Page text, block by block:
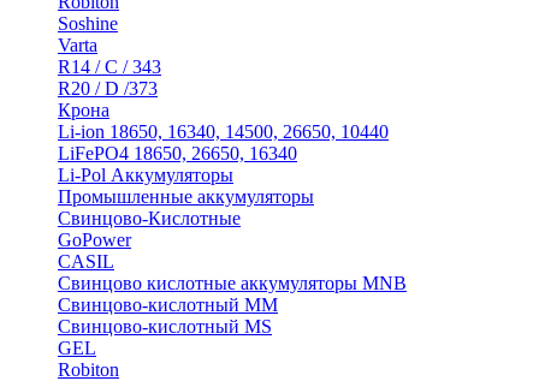
Soshine
Varta
R14 / C / 343
R20 / D /373
Крона
Li-ion 18650, 16340, 14500, 26650, 10440
LiFePO4 18650, 26650, 16340
Li-Pol Аккумуляторы
Промышленные аккумуляторы
Свинцово-Кислотные
GoPower
CASIL
Свинцово кислотные аккумуляторы MNB
Cвинцово-кислотный MM
Cвинцово-кислотный MS
GEL
Robiton